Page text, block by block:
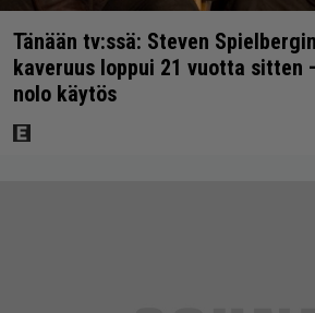
Tänään tv:ssä: Steven
kaveruus loppui 21 vuotta sitten
nolo käytös